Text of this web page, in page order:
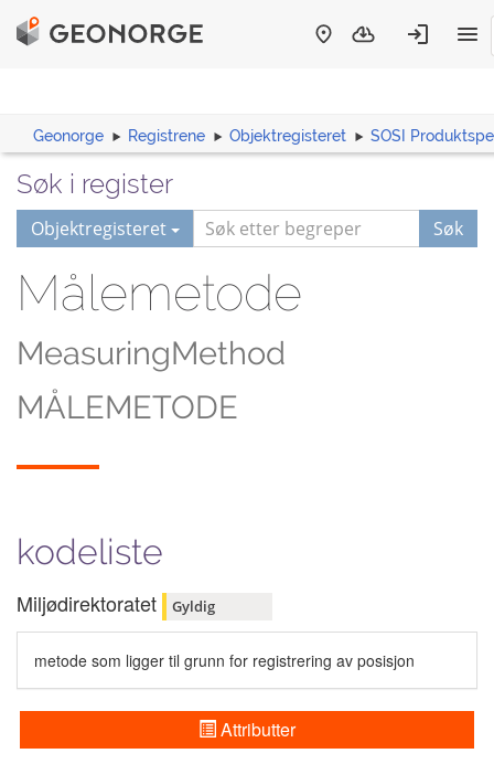
Geonorge Registrene Objektregisteret SOSI
Søk i register
Objektregisteret Søk
Målemetode
MeasuringMethod
MÅLEMETODE
kodeliste
Miljødirektoratet Gyldig
metode som ligger til grunn for registrering av posisjon
Attributter